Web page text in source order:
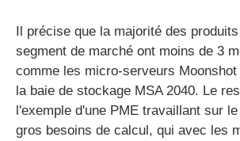
Il précise que la majorité des
segment de marché ont moins de 3
comme les micro-serveurs
la baie de stockage MSA 2040. Le
l'exemple d'une PME travaillant sur
gros besoins de calcul, qui avec les